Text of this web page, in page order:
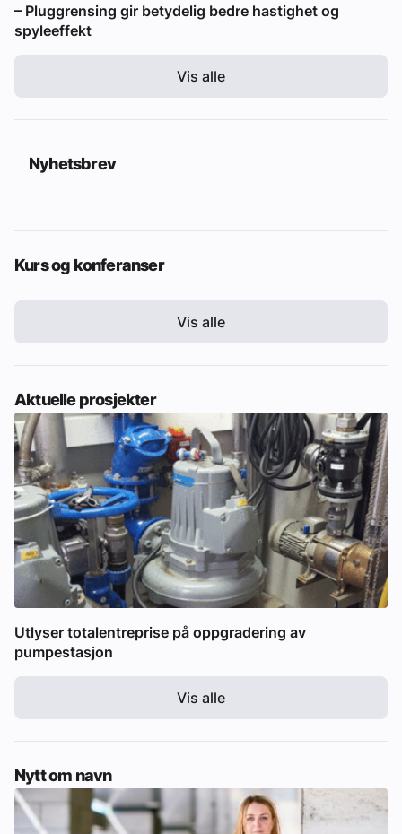
– Pluggrensing gir betydelig bedre hastighet og
spyleeffekt
Vis alle
Nyhetsbrev
Kurs og konferanser
Vis alle
Aktuelle prosjekter
Utlyser totalentreprise på oppgradering av
pumpestasjon
Vis alle
Nytt om navn